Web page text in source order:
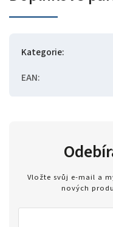
Kategorie:
EAN:
Vložte svůj e-mail a
nových